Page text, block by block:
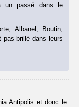
un passé dans le
Albanel, Boutin,
pas brillé dans leurs
Antipolis et donc le